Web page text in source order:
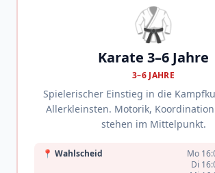
🥋
Karate 3–6 Jahre
3–6 JAHRE
Spielerischer Einstieg in die
Allerkleinsten. Motorik,
stehen im Mittelpunkt.
📍 Wahlscheid
Mo
Di